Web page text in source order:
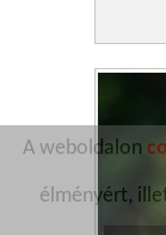
A weboldalon
élményért,